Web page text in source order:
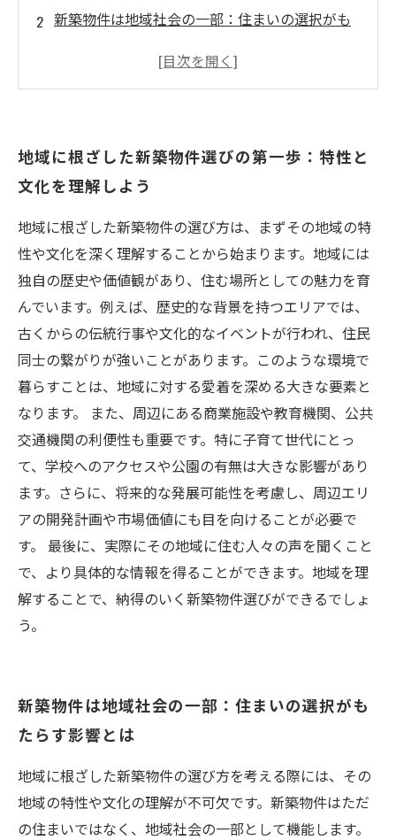
新築物件は地域社会の一部：住まいの選択がも
地域環境の重要性：最適な立地を見極めるポイ
た物件選び
実際の物件例と住民の声：地域密着型の魅力を
実感する
商業施設・学校・交通の利便性：生活に影響を
与える要素とは？
地域社会とのつながりを深める：あなたにぴっ
たりの住まい選び
地域に根ざした新築物件選びの第一歩：特性と
文化を理解しよう
地域に根ざした新築物件の選び方は、まずその地域の特
性や文化を深く理解することから始まります。地域には
独自の歴史や価値観があり、住む場所としての魅力を育
んでいます。例えば、歴史的な背景を持つエリアでは、
古くからの伝統行事や文化的なイベントが行われ、住民
同士の繋がりが強いことがあります。このような環境で
暮らすことは、地域に対する愛着を深める大きな要素と
なります。 また、周辺にある商業施設や教育機関、公共
交通機関の利便性も重要です。特に子育て世代にとっ
て、学校へのアクセスや公園の有無は大きな影響があり
ます。さらに、将来的な発展可能性を考慮し、周辺エリ
アの開発計画や市場価値にも目を向けることが必要で
す。 最後に、実際にその地域に住む人々の声を聞くこと
で、より具体的な情報を得ることができます。地域を理
解することで、納得のいく新築物件選びができるでしょ
う。
新築物件は地域社会の一部：住まいの選択がも
たらす影響とは
地域に根ざした新築物件の選び方を考える際には、その
地域の特性や文化の理解が不可欠です。新築物件はただ
の住まいではなく、地域社会の一部として機能します。